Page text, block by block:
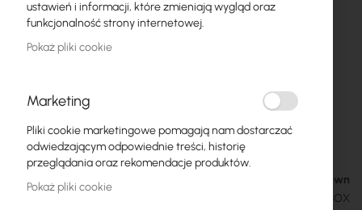
początek
galerii
Przewód NETSET BOX FTP kategorii 5 skrętka
wewnętrzna [305m]
358,72 zł
291,64 zł
Availability Unknown
NETSET-FTP-5E-BOX
ustawień i informacji, które zmieniają wygląd oraz
funkcjonalność strony internetowej.
Pokaż pliki cookie
Marketing
Pliki cookie marketingowe pomagają nam dostarczać
odwiedzającym odpowiednie treści, historię
przeglądania oraz rekomendacje produktów.
Pokaż pliki cookie